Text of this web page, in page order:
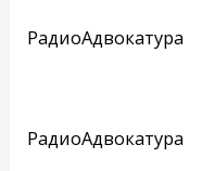
РадиоАдвокатура
РадиоАдвокатура